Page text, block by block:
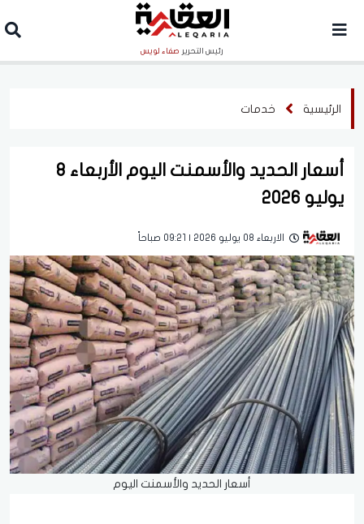
رئيس التحرير صفاء لويس
الرئيسية خدمات
أسعار الحديد والأسمنت اليوم الأربعاء 8
يوليو 2026
الاربعاء 08 يوليو 2026 | 09:21 صباحاً
أسعار الحديد والأسمنت اليوم